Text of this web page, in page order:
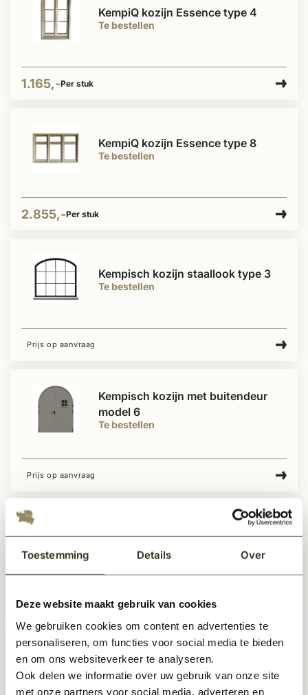
Toestemming Details Over
Deze website maakt gebruik van cookies
We gebruiken cookies om content en advertenties te
personaliseren, om functies voor social media te bieden
en om ons websiteverkeer te analyseren.
Ook delen we informatie over uw gebruik van onze site
met onze partners voor social media, adverteren en
Te bestellen
KempiQ kozijn Essence type 4
1.165,-Per stuk
Te bestellen
KempiQ kozijn Essence type 8
2.855,-Per stuk
Te bestellen
Kempisch kozijn staallook type 3
Prijs op aanvraag
Te bestellen
Kempisch kozijn met buitendeur
model 6
Prijs op aanvraag
KempiQ kozijn Essence type 10
1.530,-Per stuk
Te bestellen
Kempisch kozijn staallook type 1